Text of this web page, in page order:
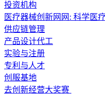
投资机构
医疗器械创新网网: 科学医
供应链管理
产品设计代工
实验与注册
专利与人才
创服基地
去创新经营大奖赛